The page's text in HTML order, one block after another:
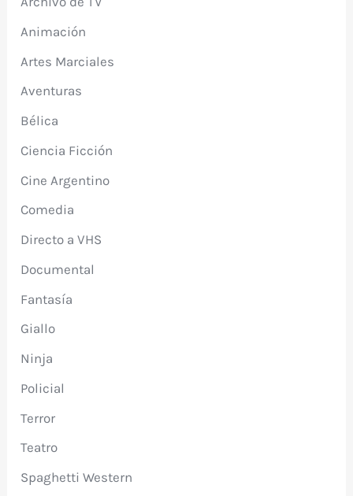
Animación
Artes Marciales
Aventuras
Bélica
Ciencia Ficción
Cine Argentino
Comedia
Directo a VHS
Documental
Fantasía
Giallo
Ninja
Policial
Terror
Teatro
Spaghetti Western